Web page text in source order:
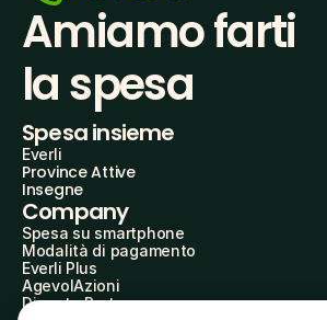
Amiamo farti
la spesa
Spesa insieme
Everli
Province Attive
Insegne
Company
Spesa su smartphone
Modalità di pagamento
Everli Plus
AgevolAzioni
Diventa Partner